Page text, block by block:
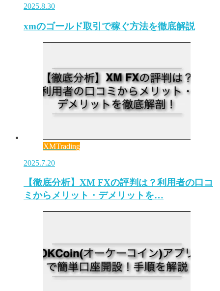
2025.8.30
xmのゴールド取引で稼ぐ方法を徹底解説
XMTrading
2025.7.20
【徹底分析】XM FXの評判は？利用者の口コ
ミからメリット・デメリットを…